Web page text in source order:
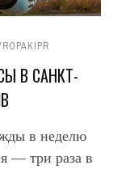
В САНКТ-
в неделю
— три раза в